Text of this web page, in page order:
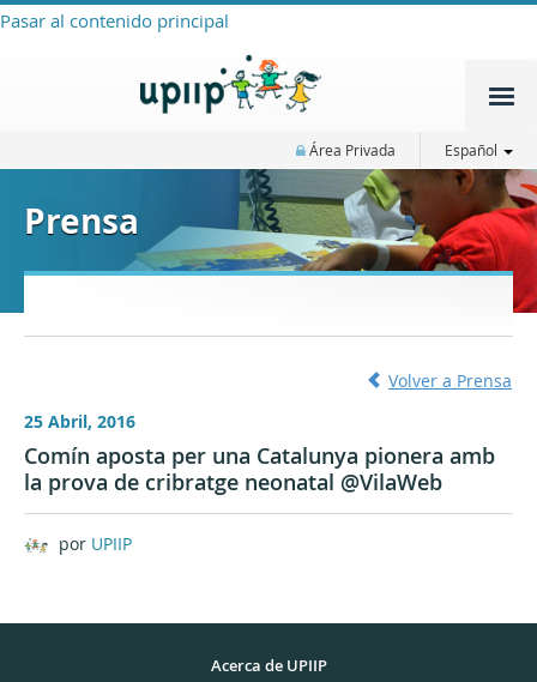
Pasar al contenido principal
Área Privada Español
Prensa
Volver a Prensa
25 Abril, 2016
Comín aposta per una Catalunya pionera amb
la prova de cribratge neonatal @VilaWeb
por UPIIP
Acerca de UPIIP